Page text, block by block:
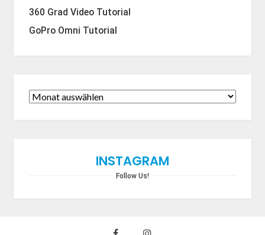
360 Grad Video Tutorial
GoPro Omni Tutorial
INSTAGRAM
Follow Us!